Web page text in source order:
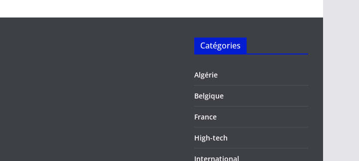
Catégories
Algérie
Belgique
France
High-tech
International